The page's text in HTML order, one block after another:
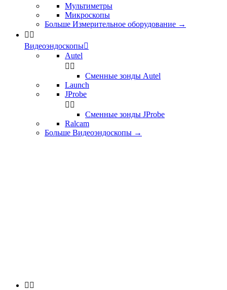
Мультиметры
Микроскопы
Больше Измерительное оборудование →
 
Видеоэндоскопы
Autel
 
Сменные зонды Autel
Launch
JProbe
 
Сменные зонды JProbe
Ralcam
Больше Видеоэндоскопы →
 